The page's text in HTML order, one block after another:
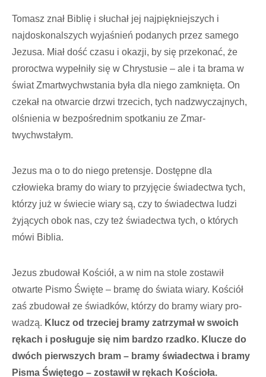
Tomasz znał Biblię i słuchał jej najpięk­niejszych i
najdoskonalszych wyjaśnień podanych przez samego
Jezusa. Miał dość czasu i okazji, by się przekonać, że
proroc­twa wypełniły się w Chrystusie – ale i ta brama w
świat Zmartwychwstania była dla niego zamknięta. On
czekał na otwarcie drzwi trzecich, tych nadzwyczajnych,
olś­nienia w bezpośrednim spotkaniu ze Zmar­
twychwstałym.
Jezus ma o to do niego pretensje. Dostę­pne dla
człowieka bramy do wiary to przy­jęcie świadectwa tych,
którzy już w świecie wiary są, czy to świadectwa ludzi
żyjących obok nas, czy też świadectwa tych, o któ­rych
mówi Biblia.
Jezus zbudował Kościół, a w nim na stole zostawił
otwarte Pismo Święte – bra­mę do świata wiary. Kościół
zaś zbudował ze świadków, którzy do bramy wiary pro­
wadzą. Klucz od trzeciej bramy zatrzymał w swoich
rękach i posługuje się nim bardzo rzadko. Klucze do
dwóch pierwszych bram – bramy świadectwa i bramy
Pisma Świę­tego – zostawił w rękach Kościoła.